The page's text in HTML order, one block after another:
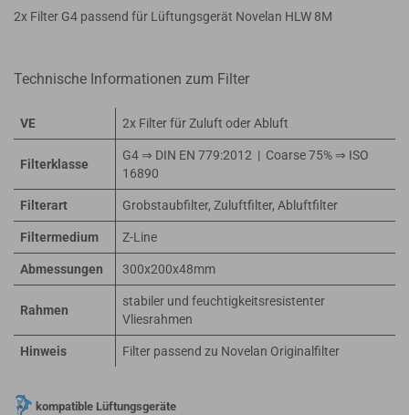
2x Filter G4 passend für Lüftungsgerät Novelan HLW 8M
Technische Informationen zum Filter
VE 2x Filter für Zuluft oder Abluft
Filterklasse
G4 ⇒ DIN EN 779:2012 | Coarse 75% ⇒ ISO
16890
Filterart Grobstaubfilter, Zuluftfilter, Abluftfilter
Filtermedium Z-Line
Abmessungen 300x200x48mm
Rahmen
stabiler und feuchtigkeitsresistenter
Vliesrahmen
Hinweis Filter passend zu Novelan Originalfilter
kompatible Lüftungsgeräte